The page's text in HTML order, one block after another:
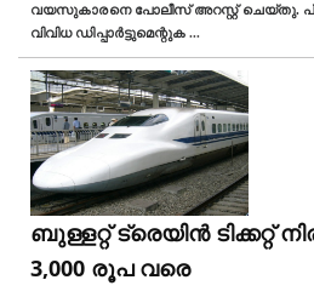
വയസുകാരനെ പോലീസ് അറസ്റ്റ് ചെയ്തു.
വിവിധ ഡിപ്പാർട്ടുമെന്റുക...
ബുള്ളറ്റ് ട്രെയിന്‍ ടിക്കറ്റ്‌
3,000 രൂപ വരെ